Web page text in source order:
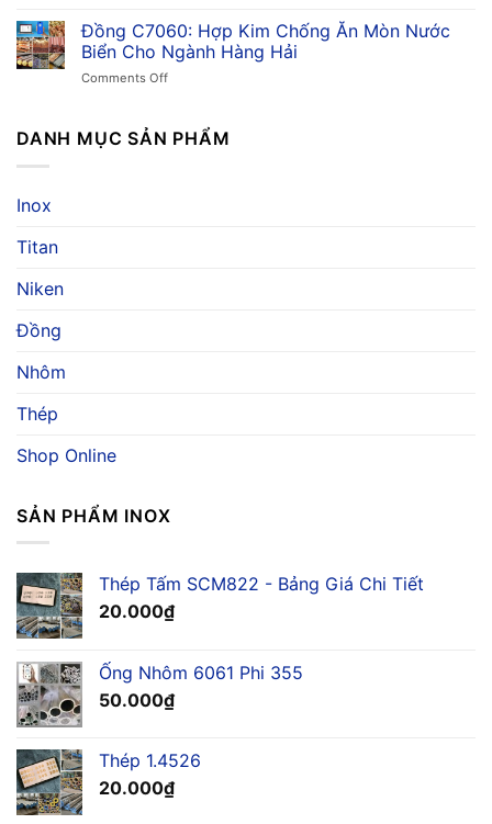
Ứng
Dụng
Ăn
Mòn,
Ứng
Hàng
C7150:
Khả
Năng
Chống
Nước
Đồng C7060: Hợp Kim Chống Ăn Mòn Nước
Biển Cho Ngành Hàng Hải
Comments Offon
Hợp
DANH MỤC SẢN PHẨM
Inox
Titan
Niken
Đồng
Nhôm
Thép
Shop Online
SẢN PHẨM INOX
Thép Tấm SCM822 - Bảng Giá Chi Tiết
20.000₫
Ống Nhôm 6061 Phi 355
50.000₫
Thép 1.4526
20.000₫